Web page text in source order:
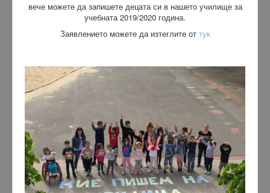
вече можете да запишете децата си в нашето училище за
учебната 2019/2020 година.
Заявлението можете да изтеглите от тук